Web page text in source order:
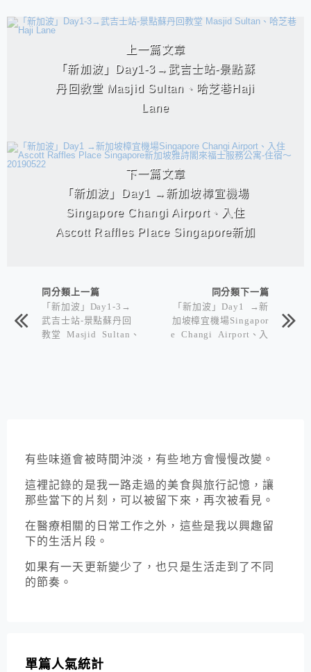
相連文章
上一篇文章
「新加波」Day1-3→武吉士站-景點蘇
丹回教堂 Masjid Sultan、哈芝巷Haji
Lane
下一篇文章
「新加波」Day1 →新加坡樟宜機場
Singapore Changi Airport、入住
Ascott Raffles Place Singapore新加
同分類上一篇
「新加波」Day1-3→
武吉士站-景點蘇丹回
教堂 Masjid Sultan、
同分類下一篇
「新加波」Day1 →新
加坡樟宜機場Singapor
e Changi Airport、入
有些味道會被時間沖淡，有些地方會慢慢改變。
這裡記錄的是我一路走過的美食與旅行記憶，讓
那些當下的片刻，可以被留下來，再次被看見。
在醫療相關的日常工作之外，這些是我以興趣留
下的生活片段。
如果有一天更新變少了，也只是生活走到了不同
的節奏。
單篇人氣統計